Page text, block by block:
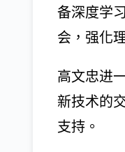
备深度学
会，强化
高文忠进
新技术的
支持。